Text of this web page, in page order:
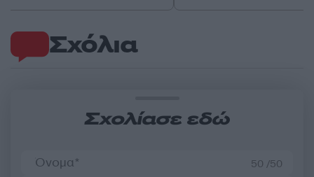
Σχόλια
Σχολίασε εδώ
50 /50